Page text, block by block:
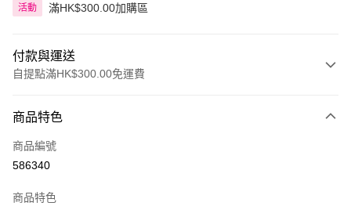
活動 滿HK$300.00加購區
付款與運送
自提點滿HK$300.00免運費
信用卡
Apple Pay
商品特色
商品編號
586340
商品特色